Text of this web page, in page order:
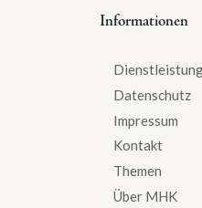
Informationen
Datenschutz
Impressum
Kontakt
Themen
Über MHK